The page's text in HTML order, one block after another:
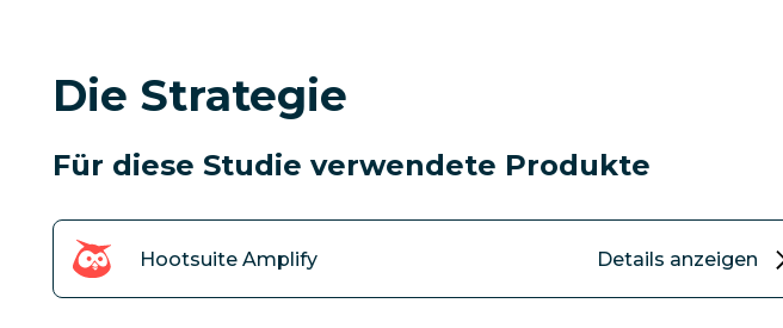
Die Strategie
Für diese Studie verwendete Produkte
Hootsuite Amplify Details anzeigen